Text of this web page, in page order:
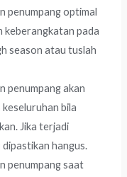
penumpang optimal
keberangkatan pada
season atau tuslah
penumpang akan
bila
Jika terjadi
hangus.
penumpang saat